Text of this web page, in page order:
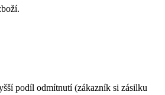
podíl odmítnutí (zákazník si zásilku